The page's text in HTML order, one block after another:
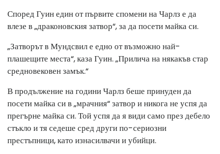
Според Гуин един от първите спомени на Чарлз е да
влезе в „драконовския затвор“, за да посети майка си.
„Затворът в Мундсвил е едно от възможно най-
плашещите места“, каза Гуин. „Прилича на някакъв стар
средновековен замък.“
В продължение на години Чарлз беше принуден да
посети майка си в „мрачния“ затвор и никога не успя да
прегърне майка си. Той успя да я види само през дебело
стъкло и тя седеше сред други по-сериозни
престъпници, като изнасилвачи и убийци.